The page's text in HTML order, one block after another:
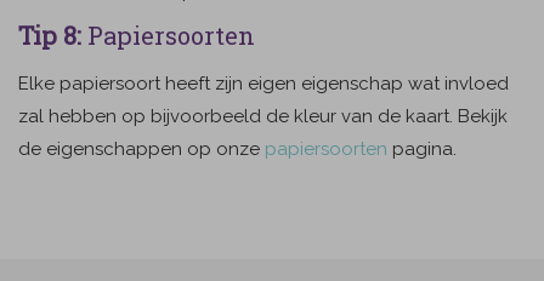
Tip 8: Papiersoorten
Elke papiersoort heeft zijn eigen eigenschap wat invloed
zal hebben op bijvoorbeeld de kleur van de kaart. Bekijk
de eigenschappen op onze papiersoorten pagina.